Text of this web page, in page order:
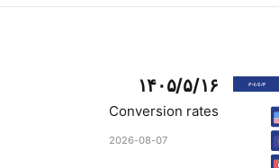
۱۴۰۵/۵/۱۶
Conversion rates
2026-08-07